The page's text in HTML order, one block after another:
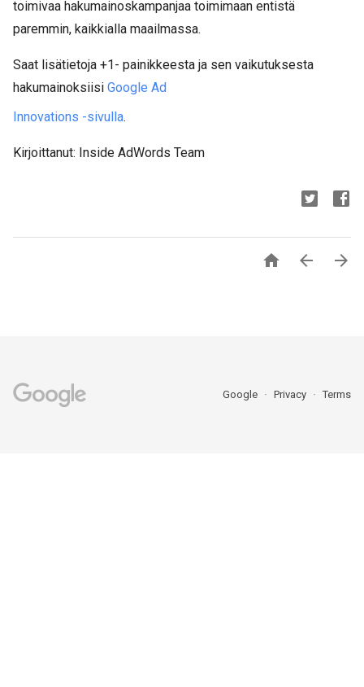
toimivaa hakumainoskampanjaa toimimaan entistä
paremmin, kaikkialla maailmassa.
Saat lisätietoja +1- painikkeesta ja sen vaikutuksesta
hakumainoksiisi Google Ad
Innovations -sivulla.
Kirjoittanut: Inside AdWords Team
  
Google Privacy Terms